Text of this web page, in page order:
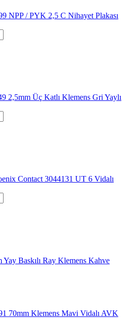
NPP / PYK 2,5 C Nihayet Plakası
2,5mm Üç Katlı Klemens Gri Yaylı
Contact 3044131 UT 6 Vidalı
Baskılı Ray Klemens Kahve
70mm Klemens Mavi Vidalı AVK